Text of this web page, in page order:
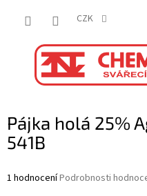
CZK
Pájka holá 25%
541B
Průměrné
1 hodnoceníPodrobnosti